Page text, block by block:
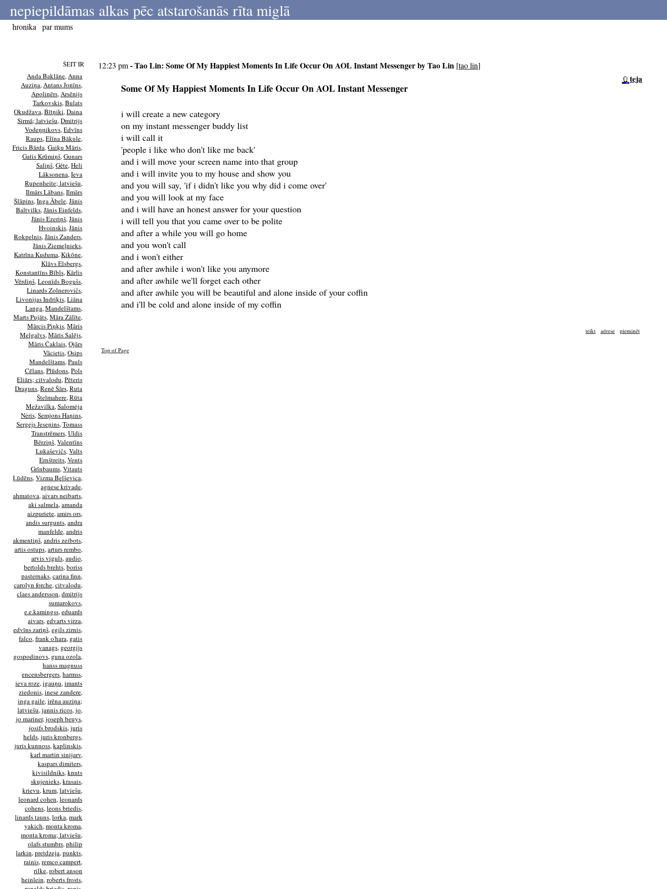
nepiepildāmas alkas pēc atstarošanās rīta miglā
hronika par mums
ŠEIT IR
Anda Baklāne,Anna
Auziņa,Antans Jonīns,
Apolinērs,Arsēnijs
Tarkovskis,Bulats
Okudžava,Bītņiki,Daina
Sirmā; latviešu,Dmitrijs
Vodeņņikovs,Edvīns
Raups,Elīna Bākule,
Fricis Bārda,Gaiķu Māris,
Gatis Krūmiņš,Gunars
Saliņš,Gēte,Heli
Lāksonena,Ieva
Rupenheite; latviešu,
Ilmārs Lābans,Ilmārs
Šlāpins,Inga Ābele,Jānis
Baltvilks,Jānis Einfelds,
Jānis Ezeriņš,Jānis
Hvoinskis,Jānis
Rokpelnis,Jānis Zanders,
Jānis Ziemeļnieks,
Katrīna Kuduma,Kikōne,
Klāvs Elsbergs,
Konstantīns Bībls,Kārlis
Vērdiņš,Leonīds Bogušs,
Linards Zolnerovičs,
Livonijas Indriķis,Liāna
Langa,Mandelštams,
Marts Pujāts,Māra Zālīte,
Mārcis Piņķis,Māris
Melgalvs,Māris Salējs,
Māris Čaklais,Ojārs
Vācietis,Osips
Mandelštams,Pauls
Cēlans,Plūdons,Pols
Eliārs; citvalodu,Pēteris
Draguns,Renē Šārs,Ruta
Štelmahere,Rūta
Mežavilka,Salomėja
Nėris,Semjons Haņins,
Sergejs Jeseņins,Tomass
Transtrēmers,Uldis
Bērziņš,Valentīns
Lukaševičs,Valts
Ernštreits,Vents
Grīnbaums,Vitauts
Ļūdēns,Vizma Belševica,
agnese krivade,
ahmatova,aivars neibarts,
aki salmela,amanda
aizpuriete,amirs ors,
andis surgunts,andra
manfelde,andris
akmentiņš,andris zeibots,
artis ostups,arturs rembo,
arvis viguls,audio,
bertolds brehts,boriss
pasternaks,carina finn,
carolyn forche,citvalodu,
claes andersson,dmitrijs
sumarokovs,
e.e.kamingss,eduards
aivars,edvarts virza,
edvīns zariņš,egils zirnis,
falco,frank o'hara, gatis
vanags, georgijs
gospodinovs, guna ozola,
hanss magnuss
encensbergers,harmss,
ieva roze,igauņu,imants
ziedonis,inese zandere,
inga gaile,irēna auziņa;
latviešu,jannis ricos,jo,
jo mariner,joseph beuys,
josifs brodskis,juris
helds,juris kronbergs,
juris kunnoss,kaplinskis,
karl martin sinijarv,
kaspars dimiters,
kivisildniks,knuts
skujenieks,krasais,
krievu,krum,latviešu,
leonard cohen,leonards
cohens,leons briedis,
linards tauns,lorka,mark
yakich,monta kroma,
monta kroma; latviešu,
olafs stumbrs,philip
larkin,pretdzeja,punkts,
rainis,remco campert,
rilke,robert anson
heinlein,roberts frosts,
12:23 pm- Tao Lin: Some Of My Happiest Moments In Life Occur On AOL Instant Messenger by Tao Lin [tao lin]
Some Of My Happiest Moments In Life Occur On AOL Instant Messenger
i will create a new category
on my instant messenger buddy list
i will call it
'people i like who don't like me back'
and i will move your screen name into that group
and i will invite you to my house and show you
and you will say, 'if i didn't like you why did i come over'
and you will look at my face
and i will have an honest answer for your question
i will tell you that you came over to be polite
and after a while you will go home
and you won't call
and i won't either
and after awhile i won't like you anymore
and after awhile we'll forget each other
and after awhile you will be beautiful and alone inside of your coffin
and i'll be cold and alone inside of my coffin
teja
teikt adrese pieminēt
Top of Page